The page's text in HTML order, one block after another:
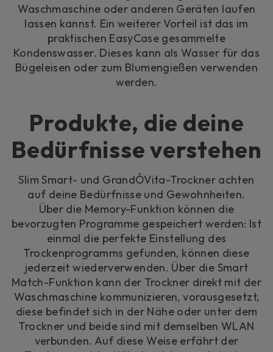
Waschmaschine oder anderen Geräten laufen
lassen kannst. Ein weiterer Vorteil ist das im
praktischen EasyCase gesammelte
Kondenswasser. Dieses kann als Wasser für das
Bügeleisen oder zum Blumengießen verwenden
werden.
Produkte, die deine
Bedürfnisse verstehen
Slim Smart- und GrandÓVita-Trockner achten
auf deine Bedürfnisse und Gewohnheiten.
Über die Memory-Funktion können die
bevorzugten Programme gespeichert werden: Ist
einmal die perfekte Einstellung des
Trockenprogramms gefunden, können diese
jederzeit wiederverwenden. Über die Smart
Match-Funktion kann der Trockner direkt mit der
Waschmaschine kommunizieren, vorausgesetzt,
diese befindet sich in der Nähe oder unter dem
Trockner und beide sind mit demselben WLAN
verbunden. Auf diese Weise erfährt der